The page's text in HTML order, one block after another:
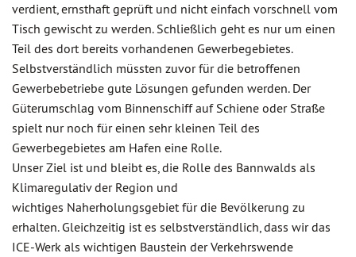
verdient, ernsthaft geprüft und nicht einfach vorschnell vom
Tisch gewischt zu werden. Schließlich geht es nur um einen
Teil des dort bereits vorhandenen Gewerbegebietes.
Selbstverständlich müssten zuvor für die betroffenen
Gewerbebetriebe gute Lösungen gefunden werden. Der
Güterumschlag vom Binnenschiff auf Schiene oder Straße
spielt nur noch für einen sehr kleinen Teil des
Gewerbegebietes am Hafen eine Rolle.
Unser Ziel ist und bleibt es, die Rolle des Bannwalds als
Klimaregulativ der Region und
wichtiges Naherholungsgebiet für die Bevölkerung zu
erhalten. Gleichzeitig ist es selbstverständlich, dass wir das
ICE-Werk als wichtigen Baustein der Verkehrswende